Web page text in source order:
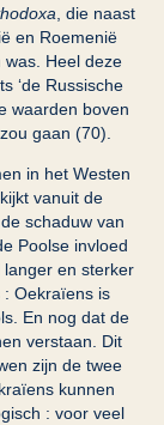
, die naast
en Roemenië
Heel deze
‘de Russische
waarden boven
gaan (70).
in het Westen
vanuit de
schaduw van
Poolse invloed
langer en sterker
Oekraïens is
En nog dat de
verstaan. Dit
zijn de twee
kunnen
: voor veel